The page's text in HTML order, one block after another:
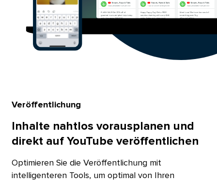
Veröffentlichung​​
Inhalte nahtlos vorausplanen und
direkt auf YouTube veröffentlichen​​
Optimieren Sie die Veröffentlichung mit
intelligenteren Tools, um optimal von Ihren